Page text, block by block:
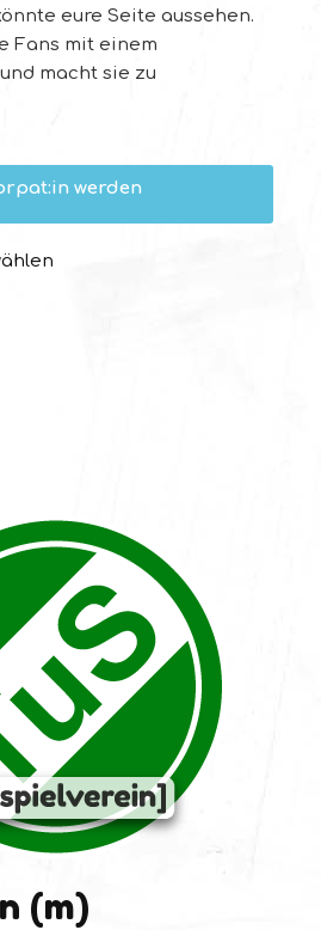
eure Seite aussehen.
Fans mit einem
macht sie zu
werden
(m)